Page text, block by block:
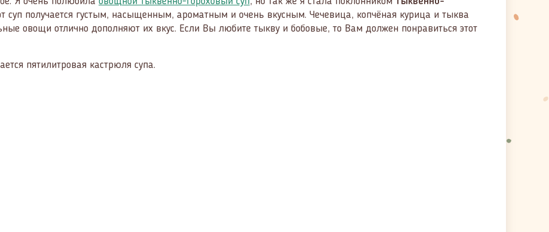
суп получается густым, насыщенным, ароматным и очень вкусным. Чечевица, копчёная курица и тыква
овощи отлично дополняют их вкус. Если Вы любите тыкву и бобовые, то Вам должен понравиться этот
пятилитровая кастрюля супа.